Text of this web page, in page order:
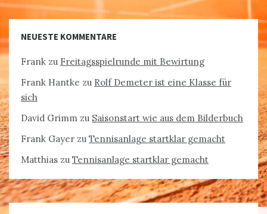
NEUESTE KOMMENTARE
Frank zu Freitagsspielrunde mit Bewirtung
Frank Hantke zu Rolf Demeter ist eine Klasse für
sich
David Grimm zu Saisonstart wie aus dem Bilderbuch
Frank Gayer zu Tennisanlage startklar gemacht
Matthias zu Tennisanlage startklar gemacht